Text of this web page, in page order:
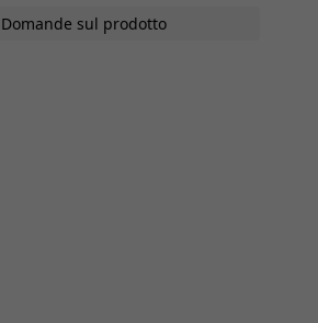
Domande sul prodotto